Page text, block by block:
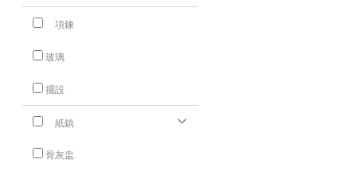
項鍊
玻璃
擺設
紙鎮
骨灰盅